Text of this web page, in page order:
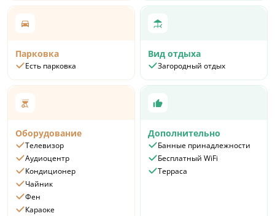
Парковка
Есть парковка
Вид отдыха
Загородный отдых
Оборудование
Телевизор
Аудиоцентр
Кондиционер
Чайник
Фен
Караоке
Дополнительно
Банные принадлежности
Бесплатный WiFi
Терраса